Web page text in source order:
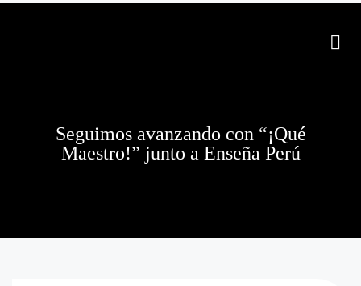
Seguimos avanzando con “¡Qué
Maestro!” junto a Enseña Perú